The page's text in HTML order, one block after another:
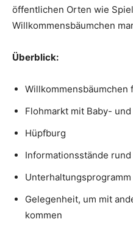
öffentlichen Orten wie
Willkommensbäumchen
Überblick:
Flohmarkt mit Baby-
Hüpfburg
Informationsstände rund
Gelegenheit, um mit
kommen